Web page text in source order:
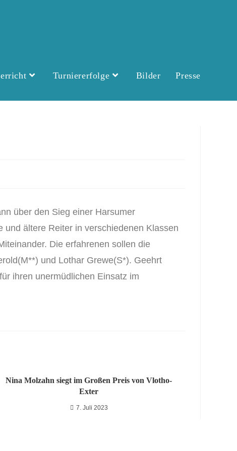
Turniererfolge Bilder Presse
über den Sieg einer Harsumer
und ältere Reiter in verschiedenen Klassen
Die erfahrenen sollen die
und Lothar Grewe(S*). Geehrt
ihren unermüdlichen Einsatz im
Nina Molzahn siegt im Großen Preis von Vlotho-
Exter
7. Juli 2023